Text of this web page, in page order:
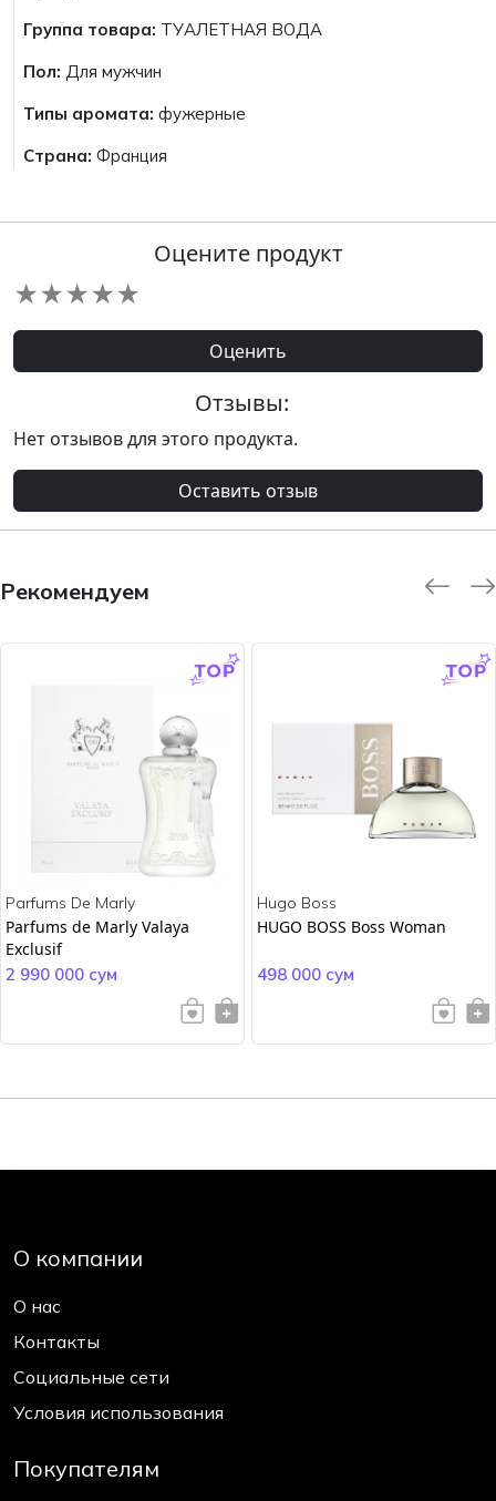
Группа товара: ТУАЛЕТНАЯ ВОДА
Пол: Для мужчин
Типы аромата: фужерные
Страна: Франция
Оцените продукт
★
★
★
★
★
Оценить
Отзывы:
Нет отзывов для этого продукта.
Оставить отзыв
Рекомендуем
Parfums De Marly
Parfums de Marly Valaya
Exclusif
2 990 000 сум
Hugo Boss
HUGO BOSS Boss Woman
498 000 сум
О компании
О нас
Контакты
Социальные сети
Условия использования
Покупателям